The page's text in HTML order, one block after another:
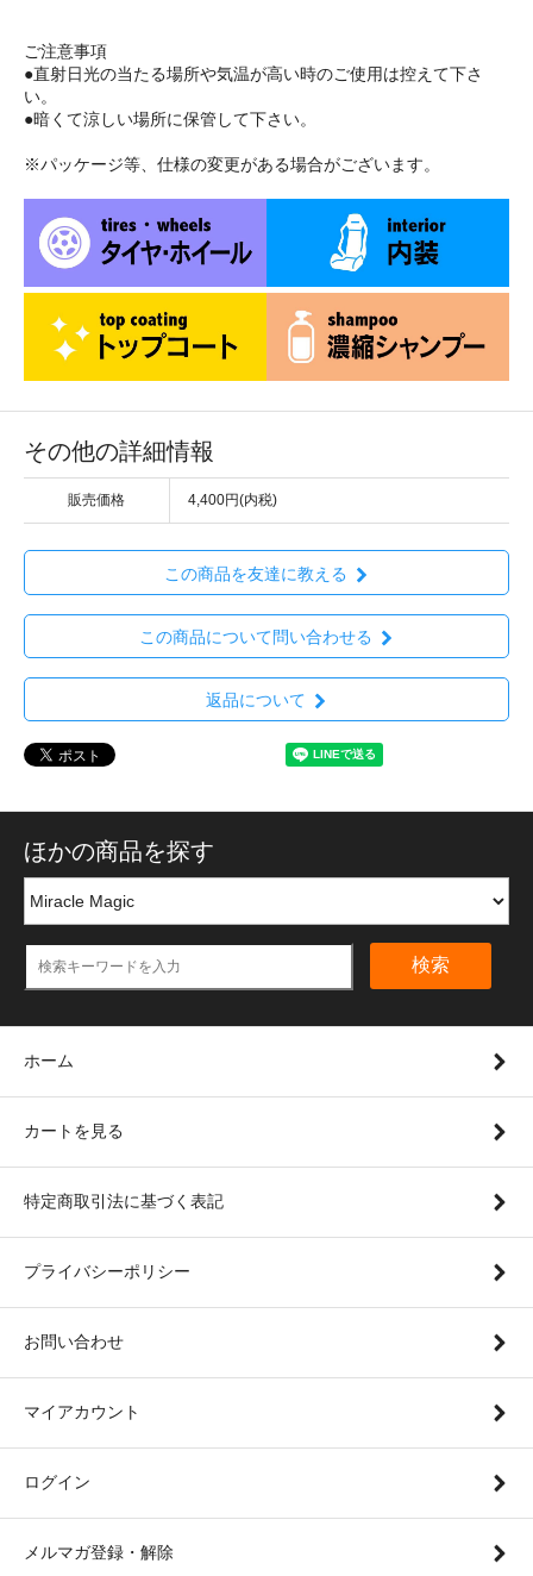
ご注意事項
●直射日光の当たる場所や気温が高い時のご使用は控えて下さ
い。
●暗くて涼しい場所に保管して下さい。
※パッケージ等、仕様の変更がある場合がございます。
その他の詳細情報
販売価格 4,400円(内税)
この商品を友達に教える
この商品について問い合わせる
返品について
ほかの商品を探す
検索
ホーム
カートを見る
特定商取引法に基づく表記
プライバシーポリシー
お問い合わせ
マイアカウント
ログイン
メルマガ登録・解除